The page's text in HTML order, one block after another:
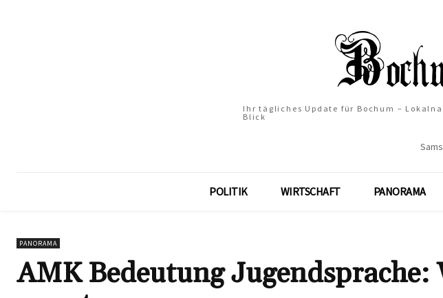
Ihr tägliches Update für Bochum –
Blick
POLITIK WIRTSCHAFT PANORAMA
PANORAMA
AMK Bedeutung Jugendsprache: